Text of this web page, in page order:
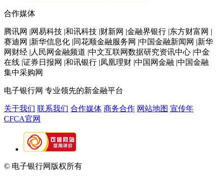
合作媒体
腾讯网 |网易科技 |和讯科技 |财新网 |金融界银行 |东方财富网 |
赛迪网 |新华信息化 |同花顺金融服务网 |中国金融新闻网 |新华
网财经 |人民网金融频道 |中文互联网数据研究资讯中心 |中金
在线 |证券日报网 |和讯银行 |凤凰理财 |中国网金融 |中国金融
集中采购网
电子银行网 专业领先的新金融平台
关于我们 联系我们 合作媒体 商务合作 网站地图 宣传年
CFCA官网
© 电子银行网版权所有